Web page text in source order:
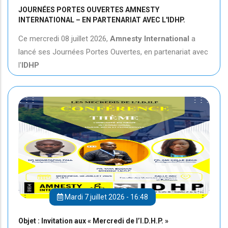
JOURNÉES PORTES OUVERTES AMNESTY
INTERNATIONAL – EN PARTENARIAT AVEC L'IDHP.
Ce mercredi 08 juillet 2026, Amnesty International a
lancé ses Journées Portes Ouvertes, en partenariat avec
l'IDHP
Mardi 7 juillet 2026 - 16:48
Objet : Invitation aux « Mercredi de l’I.D.H.P. »